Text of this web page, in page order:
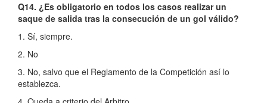
Q14. ¿Es obligatorio en todos los casos realizar un
saque de salida tras la consecución de un gol válido?
1. Sí, siempre.
2. No
3. No, salvo que el Reglamento de la Competición así lo
establezca.